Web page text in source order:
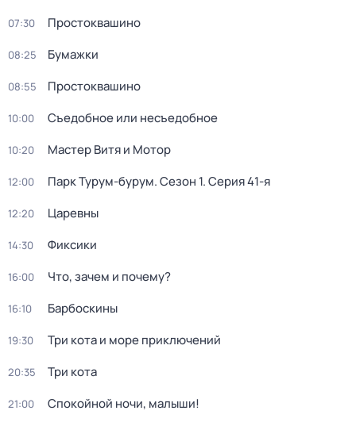
07:30 Простоквашино
08:25 Бумажки
08:55 Простоквашино
10:00 Съедобное или несъедобное
10:20 Мастер Витя и Мотор
12:00 Парк Турум-бурум. Сезон 1. Серия 41-я
12:20 Царевны
14:30 Фиксики
16:00 Что, зачем и почему?
16:10 Барбоскины
19:30 Три кота и море приключений
20:35 Три кота
21:00 Спокойной ночи, малыши!